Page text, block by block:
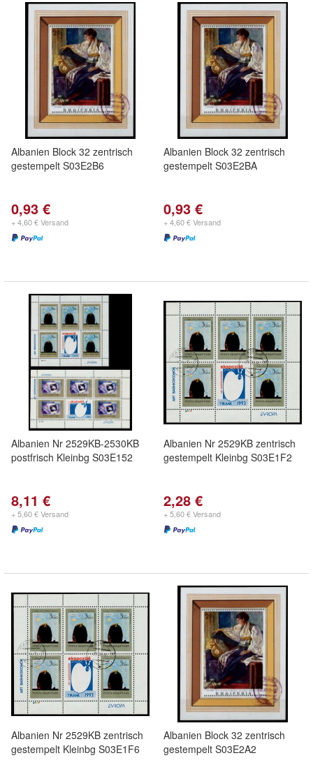
Albanien Block 32 zentrisch
gestempelt S03E2B6
0,93 €
+ 4,60 € Versand
Albanien Block 32 zentrisch
gestempelt S03E2BA
0,93 €
+ 4,60 € Versand
Albanien Nr 2529KB-2530KB
postfrisch Kleinbg S03E152
8,11 €
+ 5,60 € Versand
Albanien Nr 2529KB zentrisch
gestempelt Kleinbg S03E1F2
2,28 €
+ 5,60 € Versand
Albanien Nr 2529KB zentrisch
gestempelt Kleinbg S03E1F6
Albanien Block 32 zentrisch
gestempelt S03E2A2